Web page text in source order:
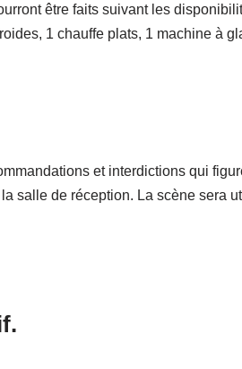
être faits suivant les
1 chauffe plats, 1 machine à
et interdictions qui
salle de réception. La scène sera